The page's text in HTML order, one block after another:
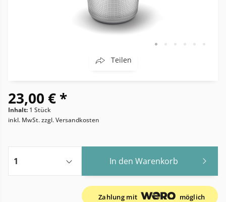
Teilen
23,00 € *
Inhalt: 1 Stück
inkl. MwSt.zzgl. Versandkosten
In den Warenkorb
Zahlung mit möglich